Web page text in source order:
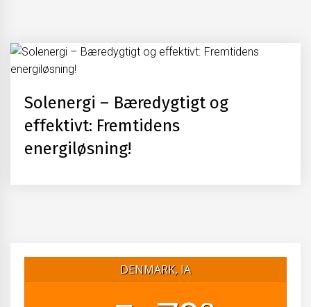
Solenergi – Bæredygtigt og
effektivt: Fremtidens
energiløsning!
DENMARK, IA